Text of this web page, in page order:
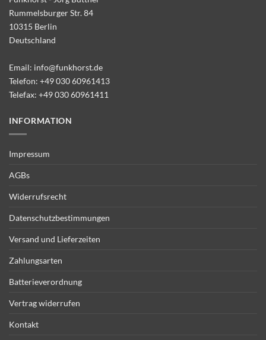
Rummelsburger Str. 84
10315 Berlin
Deutschland
Email: info@funkhorst.de
Telefon: +49 030 60961413
Telefax: +49 030 60961411
INFORMATION
Impressum
AGBs
Widerrufsrecht
Datenschutzbestimmungen
Versand und Lieferzeiten
Zahlungsarten
Batterieverordnung
Vertrag widerrufen
Kontakt